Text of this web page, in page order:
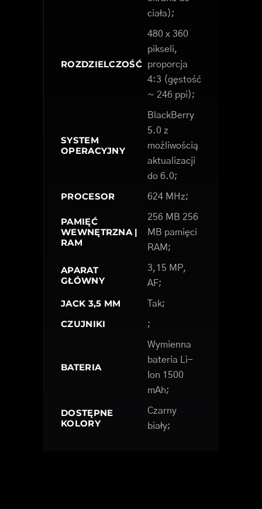
ciała);
ROZDZIELCZOŚĆ
480 x 360
pikseli,
proporcja
4:3 (gęstość
~ 246 ppi);
SYSTEM
OPERACYJNY
BlackBerry
5.0 z
możliwością
aktualizacji
do 6.0;
PROCESOR 624 MHz;
PAMIĘĆ
WEWNĘTRZNA |
RAM
256 MB 256
MB pamięci
RAM;
APARAT
GŁÓWNY
3,15 MP,
AF;
JACK 3,5 MM Tak;
CZUJNIKI ;
BATERIA
Wymienna
bateria Li-
Ion 1500
mAh;
DOSTĘPNE
KOLORY
Czarny
biały;